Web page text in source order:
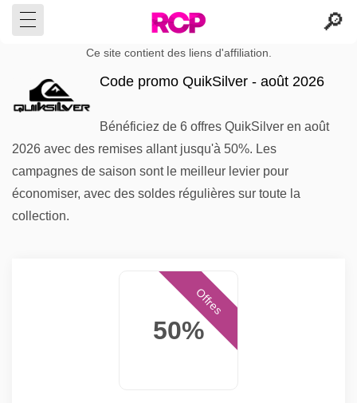
Ce site contient des liens d'affiliation.
Code promo QuikSilver - août 2026
Bénéficiez de 6 offres QuikSilver en août
2026 avec des remises allant jusqu'à 50%. Les
campagnes de saison sont le meilleur levier pour
économiser, avec des soldes régulières sur toute la
collection.
50%
Offres